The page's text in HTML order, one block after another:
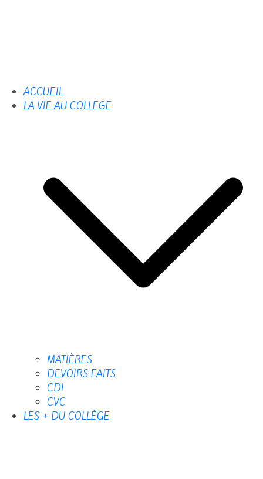
ACCUEIL
LA VIE AU COLLEGE
MATIÈRES
DEVOIRS FAITS
CDI
CVC
LES + DU COLLÈGE